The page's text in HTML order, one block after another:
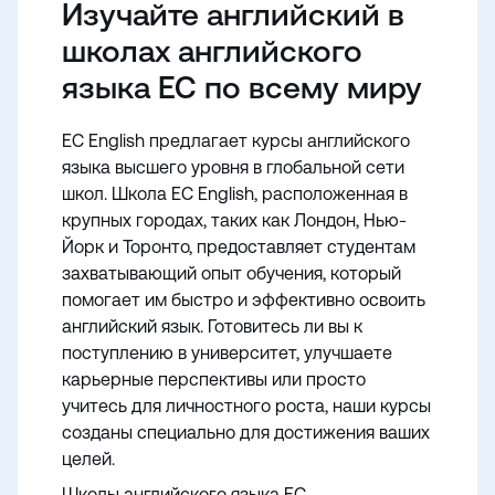
Изучайте английский в
школах английского
языка EC по всему миру
EC English предлагает курсы английского
языка высшего уровня в глобальной сети
школ. Школа EC English, расположенная в
крупных городах, таких как Лондон, Нью-
Йорк и Торонто, предоставляет студентам
захватывающий опыт обучения, который
помогает им быстро и эффективно освоить
английский язык. Готовитесь ли вы к
поступлению в университет, улучшаете
карьерные перспективы или просто
учитесь для личностного роста, наши курсы
созданы специально для достижения ваших
целей.